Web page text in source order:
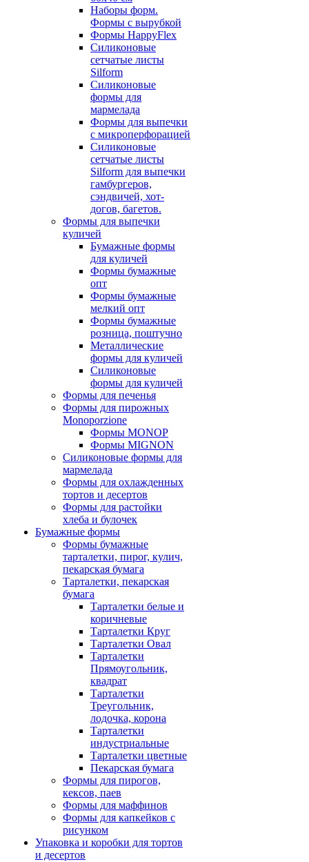
Наборы форм.
Формы с вырубкой
Формы HappyFlex
Силиконовые
сетчатые листы
Silform
Силиконовые
формы для
мармелада
Формы для выпечки
с микроперфорацией
Силиконовые
сетчатые листы
Silform для выпечки
гамбургеров,
сэндвичей, хот-
догов, багетов.
Формы для выпечки
куличей
Бумажные формы
для куличей
Формы бумажные
опт
Формы бумажные
мелкий опт
Формы бумажные
розница, поштучно
Металлические
формы для куличей
Силиконовые
формы для куличей
Формы для печенья
Формы для пирожных
Monoporzione
Формы MONOP
Формы MIGNON
Силиконовые формы для
мармелада
Формы для oхлажденных
тортов и десертов
Формы для растойки
хлеба и булочек
Бумажные формы
Формы бумажные
тарталетки, пирог, кулич,
пекарская бумага
Тарталетки, пекарская
бумага
Тарталетки белые и
коричневые
Тарталетки Круг
Тарталетки Овал
Тарталетки
Прямоугольник,
квадрат
Тарталетки
Треугольник,
лодочка, корона
Тарталетки
индустриальные
Тарталетки цветные
Пекарская бумага
Формы для пирогов,
кексов, паев
Формы для маффинов
Формы для капкейков с
рисунком
Упаковка и коробки для тортов
и десертов